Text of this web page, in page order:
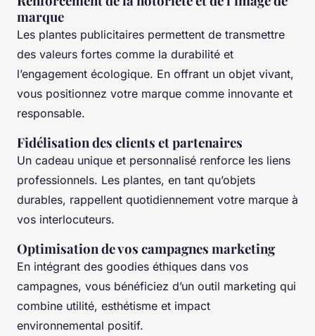
marque
Les plantes publicitaires permettent de transmettre
des valeurs fortes comme la durabilité et
l’engagement écologique. En offrant un objet vivant,
vous positionnez votre marque comme innovante et
responsable.
Fidélisation des clients et partenaires
Un cadeau unique et personnalisé renforce les liens
professionnels. Les plantes, en tant qu’objets
durables, rappellent quotidiennement votre marque à
vos interlocuteurs.
Optimisation de vos campagnes marketing
En intégrant des goodies éthiques dans vos
campagnes, vous bénéficiez d’un outil marketing qui
combine utilité, esthétisme et impact
environnemental positif.